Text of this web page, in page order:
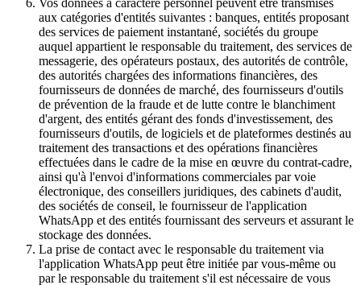
Vos données à caractère personnel peuvent être transmises
aux catégories d'entités suivantes : banques, entités proposant
des services de paiement instantané, sociétés du groupe
auquel appartient le responsable du traitement, des services de
messagerie, des opérateurs postaux, des autorités de contrôle,
des autorités chargées des informations financières, des
fournisseurs de données de marché, des fournisseurs d'outils
de prévention de la fraude et de lutte contre le blanchiment
d'argent, des entités gérant des fonds d'investissement, des
fournisseurs d'outils, de logiciels et de plateformes destinés au
traitement des transactions et des opérations financières
effectuées dans le cadre de la mise en œuvre du contrat-cadre,
ainsi qu'à l'envoi d'informations commerciales par voie
électronique, des conseillers juridiques, des cabinets d'audit,
des sociétés de conseil, le fournisseur de l'application
WhatsApp et des entités fournissant des serveurs et assurant le
stockage des données.
La prise de contact avec le responsable du traitement via
l'application WhatsApp peut être initiée par vous-même ou
par le responsable du traitement s'il est nécessaire de vous